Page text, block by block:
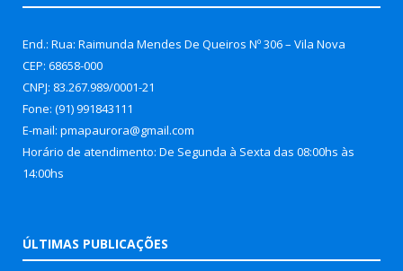
End.: Rua: Raimunda Mendes De Queiros Nº 306 – Vila Nova
CEP: 68658-000
CNPJ: 83.267.989/0001-21
Fone: (91) 991843111
E-mail: pmapaurora@gmail.com
Horário de atendimento: De Segunda à Sexta das 08:00hs às
14:00hs
ÚLTIMAS PUBLICAÇÕES